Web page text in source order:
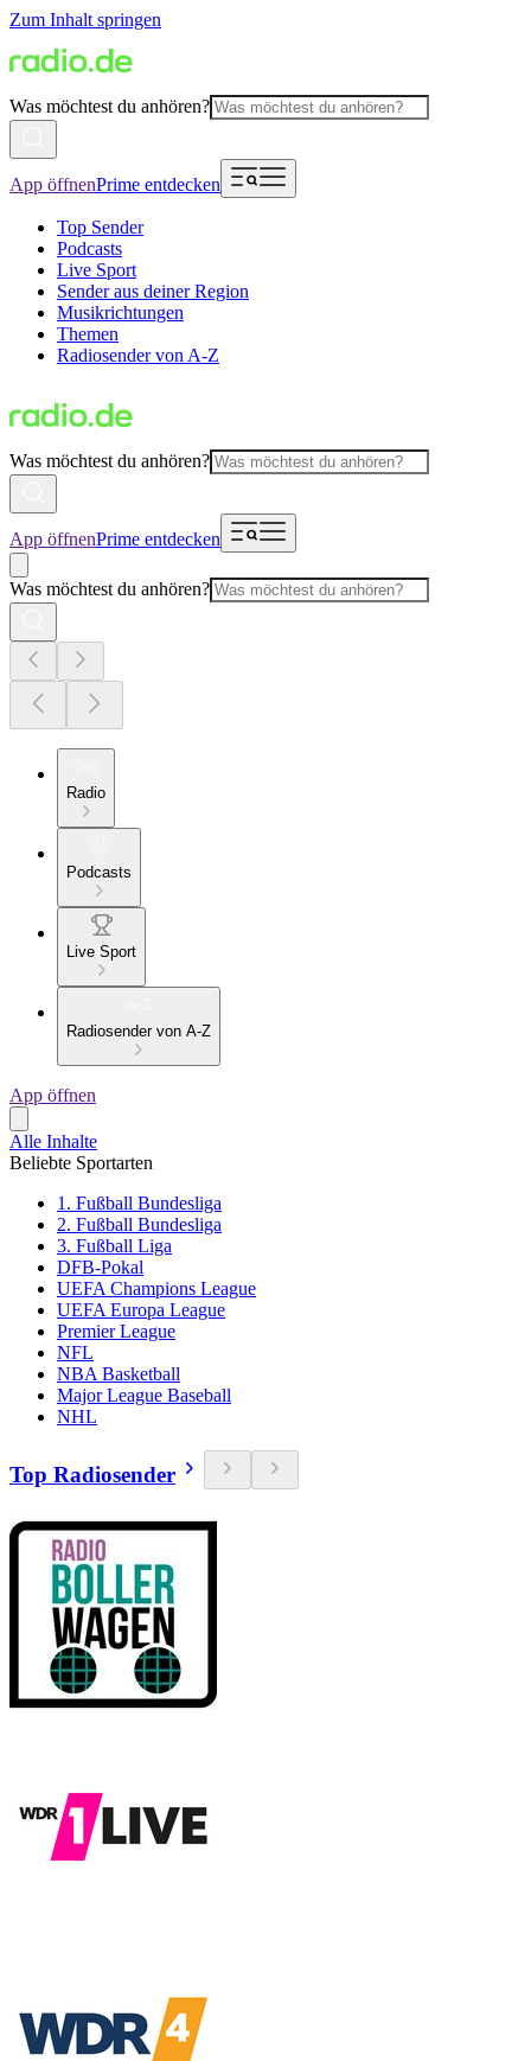
Zum Inhalt springen
Was möchtest du anhören?
App öffnenPrime entdecken
Top Sender
Podcasts
Live Sport
Sender aus deiner Region
Musikrichtungen
Themen
Radiosender von A-Z
Was möchtest du anhören?
App öffnenPrime entdecken
Was möchtest du anhören?
Radio
Podcasts
Live Sport
Radiosender von A-Z
App öffnen
Alle Inhalte
Beliebte Sportarten
1. Fußball Bundesliga
2. Fußball Bundesliga
3. Fußball Liga
DFB-Pokal
UEFA Champions League
UEFA Europa League
Premier League
NFL
NBA Basketball
Major League Baseball
NHL
Top Radiosender